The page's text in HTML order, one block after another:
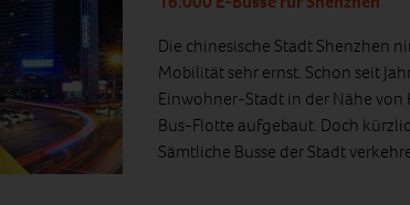
Die chinesische Stadt Shenzhen
Mobilität sehr ernst. Schon seit
Einwohner-Stadt in der Nähe
Bus-Flotte aufgebaut. Doch
Sämtliche Busse der Stadt